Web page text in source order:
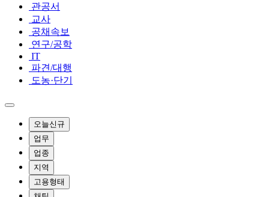
관공서
교사
공채속보
연구/공학
IT
파견/대행
도농·단기
오늘신규
업무
업종
지역
고용형태